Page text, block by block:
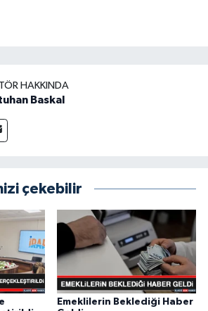
HAKKINDA
Baskal
çekebilir
Emeklilerin Beklediği Haber